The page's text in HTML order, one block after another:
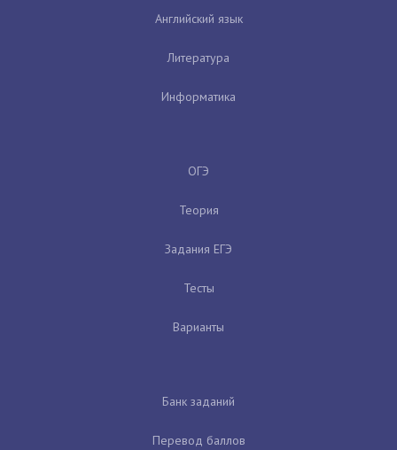
Английский язык
Литература
Информатика
ОГЭ
Теория
Задания ЕГЭ
Тесты
Варианты
Банк заданий
Перевод баллов